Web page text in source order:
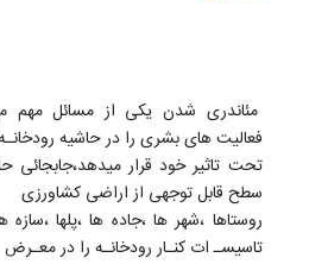
مئاندری شدن یکی از مسائل مهم
فعالیت های بشری را در حاشیه
تحت تاثیر خود قرار میدهد،جابجائی
سطح قابل توجهی از اراضی کشاورزی
روستاها ،شهر ها ،جاده ها ،پلها ،سازه
تاسیسـ ات کنـار رودخانـه را در معـرض